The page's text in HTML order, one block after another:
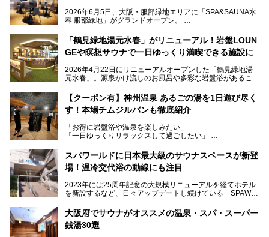
2026年6月5日、大阪・服部緑地エリアに「SPA&SAUNA水
春 服部緑地」がグランドオープン。
当初の計画から約5年の時を経て誕生した本施設は、温泉・
サウナ・岩盤浴・フィットネス・ラウンジ・レストランなど
を融合した、これまでの“水春”のイメージをさらに進化させ
今回はオープン前の内覧会に参加し、館内のこだわりポイン
サウナー注目の3種のサウナや160cmの深水風呂、没入感の
高い岩盤浴エリア、日本最大の台数を誇る最新AIフィットネ
スマシンなど、見どころ満載の館内を詳しくご紹介します。
「鶴見緑地湯元水春」がリニューアル！岩盤LOUN
GEや瞑想サウナで一日ゆっくり満喫できる施設に
2026年4月22日にリニューアルオープンした「鶴見緑地湯
元水春」。源泉かけ流しのお風呂や多彩な岩盤浴があること
に“一日中くつろげる場所”としてパワーアップしています。
今回のリニューアルでは、新たに登場した瞑想サウナをはじ
見どころが盛りだくさん。日常の疲れを癒やしたい方はもち
ろん、休日にゆったり過ごしたい方にもぴったりの内容とな
本記事では、そんなリニューアル後の注目ポイントを詳しく
紹介します。これから「鶴見緑地湯元水春」に訪れる方や、
い。
【クーポン有】神州温泉 あるごの湯を1日遊び尽く
す！本場チムジルバンも徹底紹介
「お得に岩盤浴や温泉を楽しみたい」
「一日ゆっくりリラックスして過ごしたい」
利用できる「神州温泉 あるごの湯」です。
あるごの湯は、大阪府豊中市にある日帰り温浴施設で、阪急
チムジルバン（岩盤浴）を中心に、発汗・リラックス・漫画
タイムまで満喫できる長時間滞在型の施設なので、一日中ゆ
る迫力ある熱波パフォーマンスも毎日行われており、“とと
のう”体験をしっかり楽しめるのもポイントです。
スパワールドに日本最大級のサウナスペースが新登
場！温冷交代浴の動線にも注目
2023年には25周年記念の大規模リニューアルを経てホテル
を新設するなど、日々アップデートし続けている「SPAWO
そんなスパワールドが2025年11月15日（土）に、新たな浴
室や日本最大級140人収容の大規模サウナを携えてリニュー
アルオープン！浴室である4F・6Fそれぞれにリニューアル
大阪府でサウナがオススメの温泉・スパ・スーパー
銭湯30選